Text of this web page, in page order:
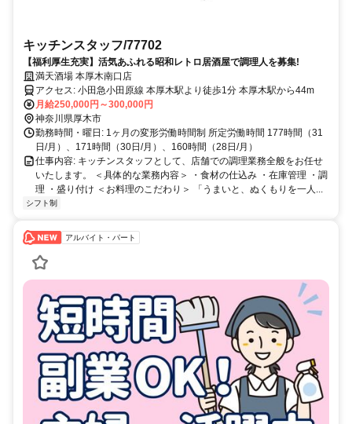
キッチンスタッフ/77702
【福利厚生充実】活気あふれる昭和レトロ居酒屋で調理人を募集!
満天酒場 本厚木南口店
アクセス: 小田急小田原線 本厚木駅より徒歩1分 本厚木駅から44m
月給250,000円～300,000円
神奈川県厚木市
勤務時間・曜日: 1ヶ月の変形労働時間制 所定労働時間 177時間（31
日/月）、171時間（30日/月）、160時間（28日/月）
仕事内容: キッチンスタッフとして、店舗での調理業務全般をお任せ
いたします。 ＜具体的な業務内容＞ ・食材の仕込み ・在庫管理 ・調
理 ・盛り付け ＜お料理のこだわり＞ 「うまいと、ぬくもりを一人...
シフト制
アルバイト・パート